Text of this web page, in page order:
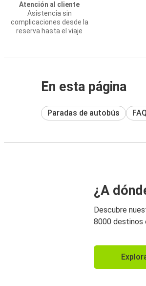
Atención al cliente
Asistencia sin
complicaciones desde la
reserva hasta el viaje
En esta página
Paradas de autobús FAQ
¿A
Descubre
8000 destinos